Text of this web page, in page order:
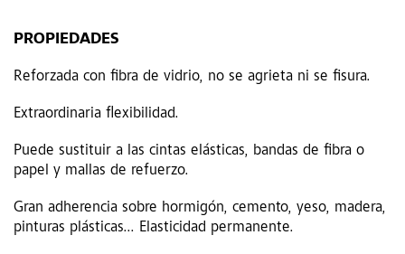
PROPIEDADES
Reforzada con fibra de vidrio, no se agrieta ni se fisura.
Extraordinaria flexibilidad.
Puede sustituir a las cintas elásticas, bandas de fibra o
papel y mallas de refuerzo.
Gran adherencia sobre hormigón, cemento, yeso, madera,
pinturas plásticas... Elasticidad permanente.